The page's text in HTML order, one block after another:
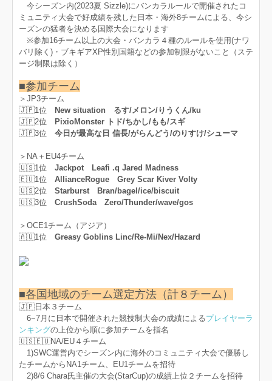
今シーズン内(2023夏 Sizzle)にバンカラルールで開催されたコ
ミュニティ大会で好成績を残した日本・海外8チームによる、今シ
ーズンの猛者を決める国際大会になります
※参加16チーム以上の大会・バンカラ４種のルールを使用(ナワ
バリ除く)・ブキギアXP性別国籍などの参加制限がないこと（ステ
ージ制限は除く）
■参加チーム
＞JP3チーム
🇯🇵1位
New situation るす/メロン/りうくん/ku
🇯🇵2位
PixioMonster トド/ちかし/もも/スギ
🇯🇵3位 今日が最高な日 信長/がらんどう/のりすけ/シューマ
＞NA＋EU4チーム
🇺🇸1位 Jackpot Leafi .q Jared Madness
🇪🇺1位 AllianceRogue Grey Scar Kiver Volty
🇺🇸2位 Starburst Bran/bagel/ice/biscuit
🇺🇸3位 CrushSoda Zero/Thunder/wave/gos
＞OCE1チーム（アジア）
🇦🇺1位 Greasy Goblins Linc/Re-Mi/Nex/Hazard
■各国地域のチーム選定方法（計８チーム）
🇯🇵日本３チーム
6−7月に日本で開催された競技制大会の成績によるプレイヤーラ
ンキングの上位から順に参加チームを指名
🇺🇸🇪🇺NA/EU４チーム
1)SWC運営内でシーズン内に海外のコミュニティ大会で優勝し
たチームからNA1チーム、EU1チームを招待
2)8/6 Chara氏主催の大会(StarCup)の成績上位２チームを招待